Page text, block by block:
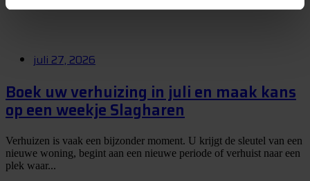
juli 27, 2026
Boek uw verhuizing in juli en maak kans
op een weekje Slagharen
Verhuizen is vaak een bijzonder moment. U krijgt de sleutel van een
nieuwe woning, begint aan een nieuwe periode of verhuist naar een
plek waar...